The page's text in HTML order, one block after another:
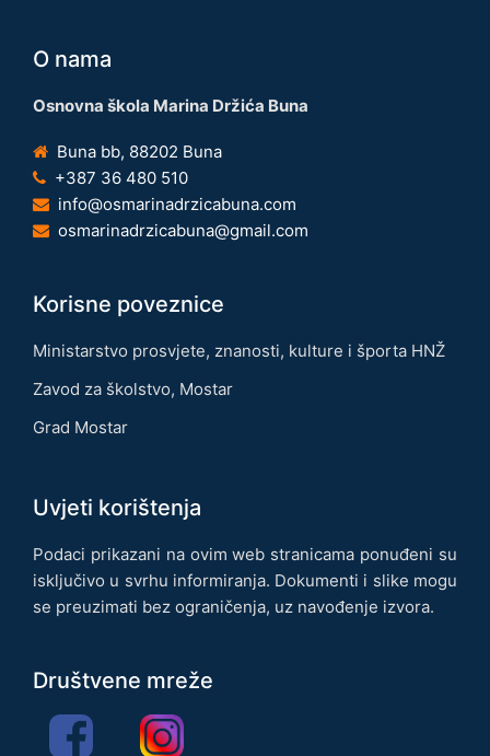
O nama
Osnovna škola Marina Držića Buna
Buna bb, 88202 Buna
+387 36 480 510
info@osmarinadrzicabuna.com
osmarinadrzicabuna@gmail.com
Korisne poveznice
Ministarstvo prosvjete, znanosti, kulture i športa HNŽ
Zavod za školstvo, Mostar
Grad Mostar
Uvjeti korištenja
Podaci prikazani na ovim web stranicama ponuđeni su
isključivo u svrhu informiranja. Dokumenti i slike mogu
se preuzimati bez ograničenja, uz navođenje izvora.
Društvene mreže